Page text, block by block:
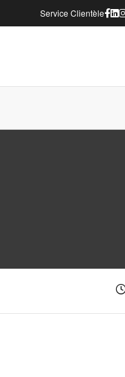
Service Clientèle